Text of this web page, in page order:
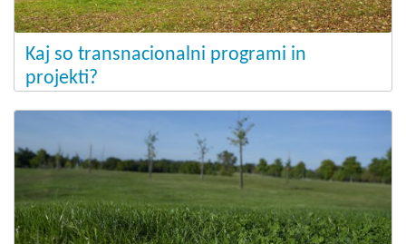
Kaj so transnacionalni programi in
projekti?